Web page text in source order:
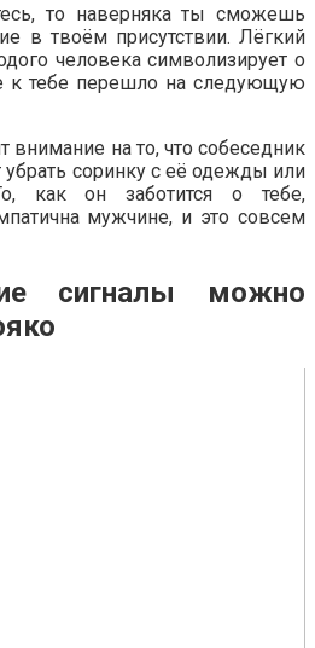
то наверняка ты сможешь
в твоём присутствии. Лёгкий
человека символизирует о
к тебе перешло на следующую
на то, что собеседник
соринку с её одежды или
как он заботится о тебе,
мужчине, и это совсем
сигналы можно